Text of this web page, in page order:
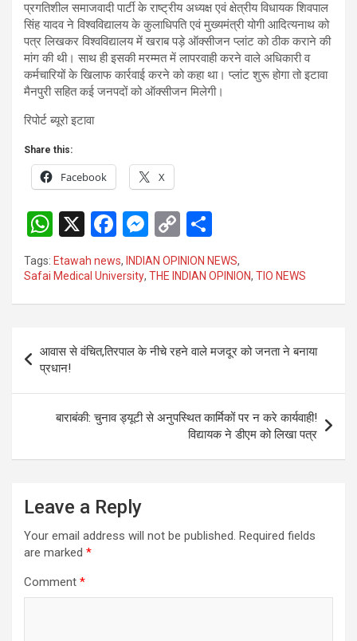
प्रगतिशील समाजवादी पार्टी के राष्ट्रीय अध्यक्ष एवं क्षेत्रीय विधायक शिवपाल
सिंह यादव ने विश्वविद्यालय के कुलाधिपति एवं मुख्यमंत्री योगी आदित्यनाथ को
पत्र लिखकर विश्वविद्यालय में खराब पड़े ऑक्सीजन प्लांट को ठीक कराने की
मांग की थी। साथ ही इसकी मरम्मत में लापरवाही करने वाले अधिकारी व
कर्मचारियों के खिलाफ कार्रवाई करने को कहा था। प्लांट शुरू होगा तो इटावा
मैनपुरी सहित कई जनपदों को ऑक्सीजन मिलेगी।
रिपोर्ट ब्यूरो इटावा
Share this:
Facebook X
W
h
at
s
p
p
X
F
a
ce
b
o
M
es
se
n
er
C
o
py
Li
k
h
ar
e
Tags: Etawah news, INDIAN OPINION NEWS,
Safai Medical University, THE INDIAN OPINION, TIO NEWS
navigation
आवास से वंचित,तिरपाल के नीचे रहने वाले मजदूर को जनता ने बनाया
प्रधान!
बाराबंकी: चुनाव ड्यूटी से अनुपस्थित कार्मिकों पर न करे कार्यवाही!
विद्यायक ने डीएम को लिखा पत्र
Leave a Reply
Your email address will not be published. Required fields
are marked *
Comment *